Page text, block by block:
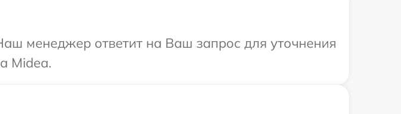
менеджер ответит на Ваш запрос для уточнения
Midea.